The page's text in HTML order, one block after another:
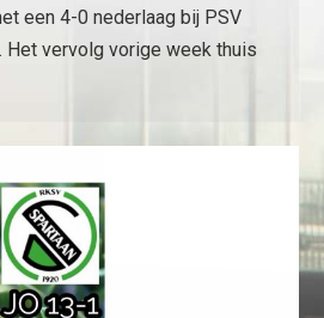
een 4-0 nederlaag bij PSV
Het vervolg vorige week thuis